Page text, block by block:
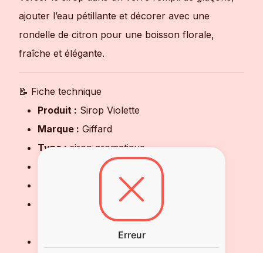
ajouter l’eau pétillante et décorer avec une
rondelle de citron pour une boisson florale,
fraîche et élégante.
📝 Fiche technique
Produit : Sirop Violette
Marque : Giffard
Type :sirop aromatique
violette
floral, délicat et légèrement sucré
cocktails, mocktails, boissons
fraîches, desserts
Erreur